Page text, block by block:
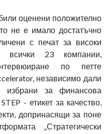
оценени положително
не е имало достатъчно
с печат за високи
всички 23 компании,
по петте
независимо дали
за финансова
- етикет за качество,
допринасящи за поне
„Стратегически